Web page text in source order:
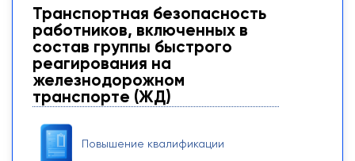
Транспортная безопасность
работников, включенных в
состав группы быстрого
реагирования на
железнодорожном
транспорте (ЖД)
Повышение квалификации